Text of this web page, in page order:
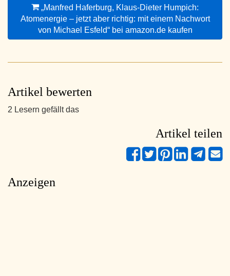
„Manfred Haferburg, Klaus-Dieter Humpich:
Atomenergie – jetzt aber richtig: mit einem Nachwort
von Michael Esfeld“ bei amazon.de kaufen
Artikel bewerten
2 Lesern gefällt das
Artikel teilen
Anzeigen